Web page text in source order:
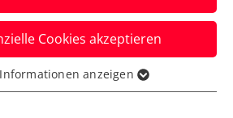
Cookies akzeptieren
werden für grundlegende
anzeigen